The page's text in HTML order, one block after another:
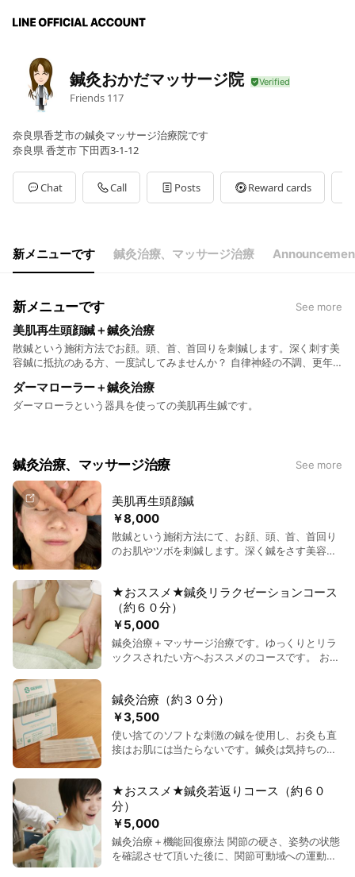
鍼灸おかだマッサージ院
Friends 117
奈良県香芝市の鍼灸マッサージ治療院です
奈良県 香芝市 下田西3-1-12
Chat Call Posts Reward cards
新メニューです 鍼灸治療、マッサージ治療
新メニューです See more
美肌再生頭顔鍼＋鍼灸治療
散鍼という施術方法でお顔。頭、首、首回りを刺鍼します。深く刺す美
容鍼に抵抗のある方、一度試してみませんか？ 自律神経の不調、更年
ダーマローラー＋鍼灸治療
ダーマローラという器具を使っての美肌再生鍼です。
鍼灸治療、マッサージ治療 See more
￥8,000
美肌再生頭顔鍼
散鍼という施術方法にて、お顔、頭、首、首回り
のお肌やツボを刺鍼します。深く鍼をさす美容鍼
す。詳しくはこちら➡https://harikyu-
okada.info/free/biyouhari
￥5,000
★おススメ★鍼灸リラクゼーションコース
（約６０分）
鍼灸治療＋マッサージ治療です。ゆっくりとリラ
ックスされたい方へおススメのコースです。 お身
よる施術でゆっくりとリラックスして頂けるコー
スです。
￥3,500
鍼灸治療（約３０分）
使い捨てのソフトな刺激の鍼を使用し、お灸も直
接はお肌には当たらないです。鍼灸は気持ちの良
￥5,000
★おススメ★鍼灸若返りコース（約６０
分）
鍼灸治療＋機能回復療法 関節の硬さ、姿勢の状態
を確認させて頂いた後に、関節可動域への運動療